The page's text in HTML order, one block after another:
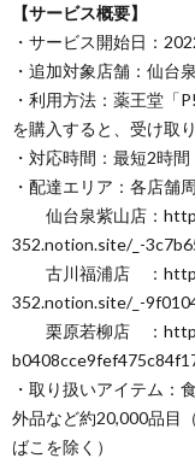
【サービス概要】
・サービス開始日：
・追加対象店舗：仙台
・利用方法：薬王堂「
を購入すると、受け取
・対応時間：最短2時間
・配達エリア：各店舗
仙台泉紫山店：
352.notion.site/_-
古川福浦店 ：
352.notion.site/_-
栗原若柳店 ：
・取り扱いアイテム：
外品など約20,000品目
ばこを除く）